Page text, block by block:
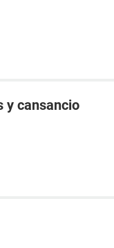
y cansancio